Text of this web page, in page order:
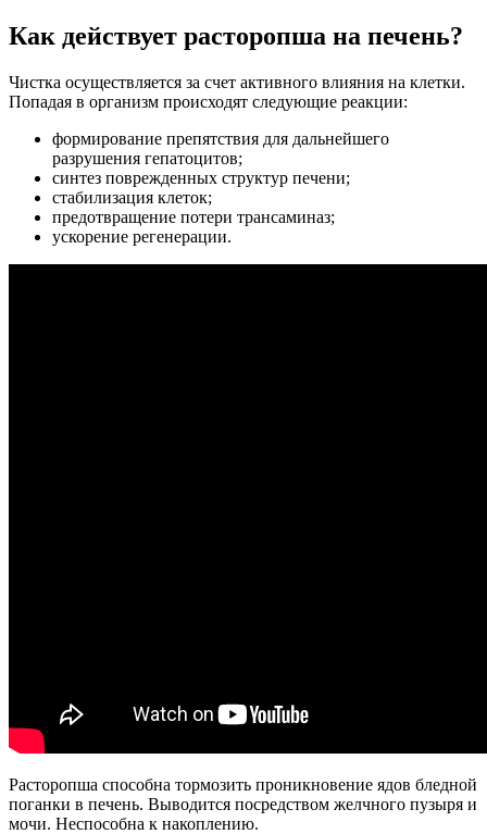
Как действует расторопша на печень?
Чистка осуществляется за счет активного влияния на клетки.
Попадая в организм происходят следующие реакции:
формирование препятствия для дальнейшего
разрушения гепатоцитов;
синтез поврежденных структур печени;
стабилизация клеток;
предотвращение потери трансаминаз;
ускорение регенерации.
Расторопша способна тормозить проникновение ядов бледной
поганки в печень. Выводится посредством желчного пузыря и
мочи. Неспособна к накоплению.